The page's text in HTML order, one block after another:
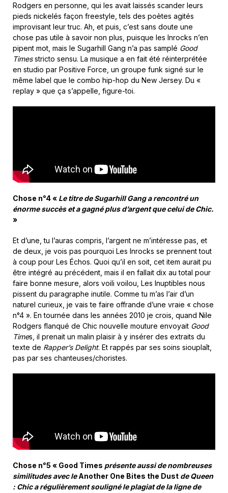
Rodgers en personne, qui les avait laissés scander leurs
pieds nickelés façon freestyle, tels des poètes agités
improvisant leur truc. Ah, et puis, c’est sans doute une
chose pas utile à savoir non plus, puisque les Inrocks n’en
pipent mot, mais le Sugarhill Gang n’a pas samplé Good
Timesstricto sensu. La musique a en fait été réinterprétée
en studio par Positive Force, un groupe funk signé sur le
même label que le combo hip-hop du New Jersey. Du «
replay » que ça s’appelle, figure-toi.
Chose n°4 « Le titre de Sugarhill Gang a rencontré un
énorme succès et a gagné plus d’argent que celui de Chic.
»
Et d’une, tu l’auras compris, l’argent ne m’intéresse pas, et
de deux, je vois pas pourquoi Les Inrocks se prennent tout
à coup pour Les Échos. Quoi qu’il en soit, cet item aurait pu
être intégré au précédent, mais il en fallait dix au total pour
faire bonne mesure, alors voili voilou, Les Inuptibles nous
pissent du paragraphe inutile. Comme tu m’as l’air d’un
naturel curieux, je vais te faire offrande d’une vraie « chose
n°4 ». En tournée dans les années 2010 je crois, quand Nile
Rodgers flanqué de Chic nouvelle mouture envoyait Good
Times, il prenait un malin plaisir à y insérer des extraits du
texte de Rapper’s Delight. Et rappés par ses soins siouplaît,
pas par ses chanteuses/choristes.
Chose n°5 « Good Times présente aussi de nombreuses
similitudes avec leAnother One Bites the Dust de Queen
: Chic a régulièrement souligné le plagiat de la ligne de